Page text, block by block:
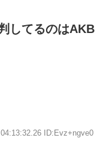
してるのはAKB
ID:Evz+ngve0